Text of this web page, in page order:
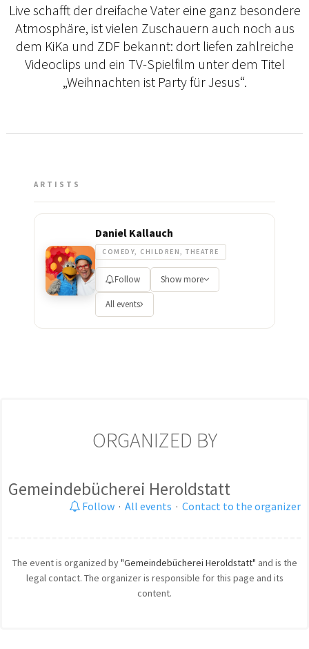
Live schafft der dreifache Vater eine ganz besondere
Atmosphäre, ist vielen Zuschauern auch noch aus
dem KiKa und ZDF bekannt: dort liefen zahlreiche
Videoclips und ein TV-Spielfilm unter dem Titel
„Weihnachten ist Party für Jesus“.
ARTISTS
Daniel Kallauch
COMEDY, CHILDREN, THEATRE
Follow Show more
All events
ORGANIZED BY
Gemeindebücherei Heroldstatt
Follow · All events · Contact to the organizer
The event is organized by"Gemeindebücherei Heroldstatt" and is the
legal contact. The organizer is responsible for this page and its
content.